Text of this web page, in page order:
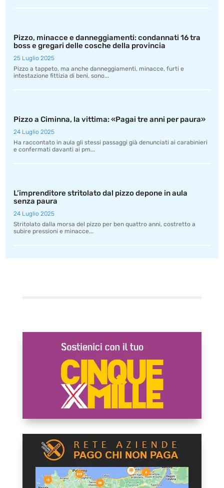
Pizzo, minacce e danneggiamenti: condannati 16 tra
boss e gregari delle cosche della provincia
25 Luglio 2025
Pizzo a tappeto, ma anche danneggiamenti, minacce, furti e
intestazione fittizia di beni, sono...
Pizzo a Ciminna, la vittima: «Pagai tre anni per paura»
24 Luglio 2025
Ha raccontato in aula gli stessi passaggi già denunciati ai carabinieri
e confermati davanti ai pm...
L’imprenditore stritolato dal pizzo depone in aula
senza paura
24 Luglio 2025
Stritolato dalla morsa del pizzo per ben quattro anni, costretto a
subire pressioni e minacce...